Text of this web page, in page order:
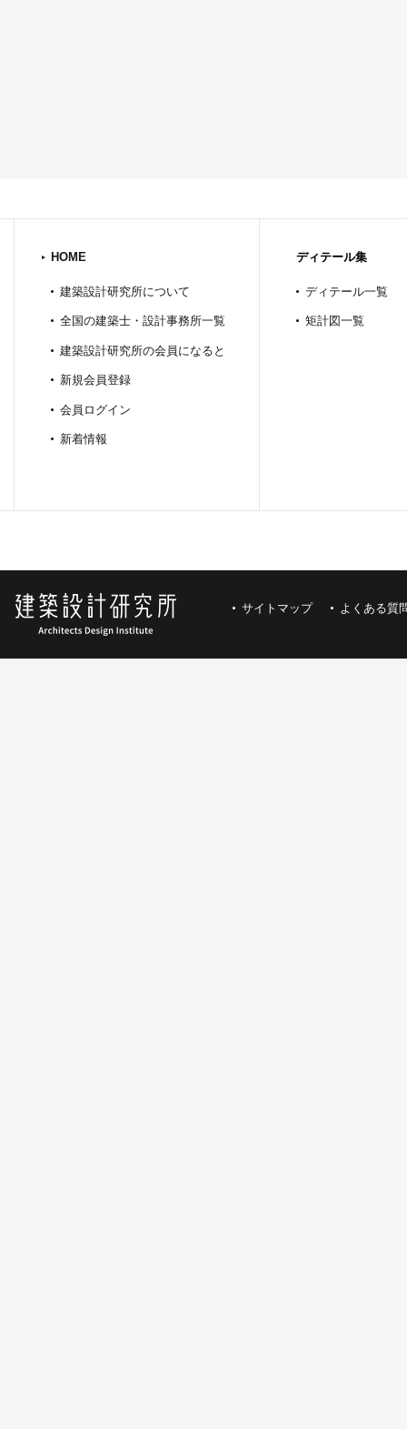
HOME
建築設計研究所について
全国の建築士・設計事務所一覧
建築設計研究所の会員になると
新規会員登録
会員ログイン
新着情報
ディテール集
ディテール一覧
矩計図一覧
サイトマップ よくある質